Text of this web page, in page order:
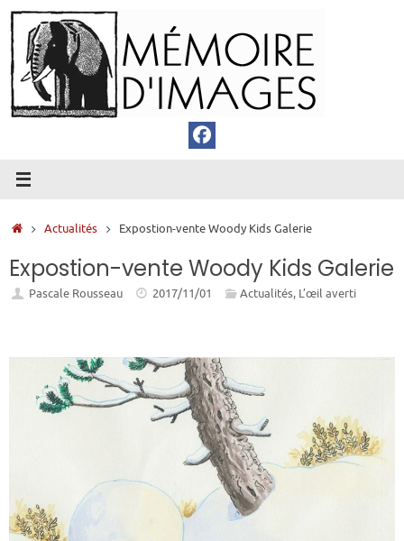
Passer
au
contenu
Accueil
Actualités Expostion-vente Woody Kids Galerie
Expostion-vente Woody Kids Galerie
Pascale Rousseau 2017/11/01 Actualités, L’œil averti